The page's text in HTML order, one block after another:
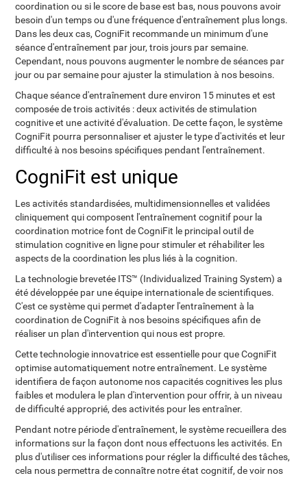
coordination ou si le score de base est bas, nous pouvons avoir
besoin d'un temps ou d'une fréquence d'entraînement plus longs.
Dans les deux cas, CogniFit recommande un minimum d'une
séance d'entraînement par jour, trois jours par semaine.
Cependant, nous pouvons augmenter le nombre de séances par
jour ou par semaine pour ajuster la stimulation à nos besoins.
Chaque séance d'entraînement dure environ 15 minutes et est
composée de trois activités : deux activités de stimulation
cognitive et une activité d'évaluation. De cette façon, le système
CogniFit pourra personnaliser et ajuster le type d'activités et leur
difficulté à nos besoins spécifiques pendant l'entraînement.
CogniFit est unique
Les activités standardisées, multidimensionnelles et validées
cliniquement qui composent l'entraînement cognitif pour la
coordination motrice font de CogniFit le principal outil de
stimulation cognitive en ligne pour stimuler et réhabiliter les
aspects de la coordination les plus liés à la cognition.
La technologie brevetée ITS™ (Individualized Training System) a
été développée par une équipe internationale de scientifiques.
C'est ce système qui permet d'adapter l'entraînement à la
coordination de CogniFit à nos besoins spécifiques afin de
réaliser un plan d'intervention qui nous est propre.
Cette technologie innovatrice est essentielle pour que CogniFit
optimise automatiquement notre entraînement. Le système
identifiera de façon autonome nos capacités cognitives les plus
faibles et modulera le plan d'intervention pour offrir, à un niveau
de difficulté approprié, des activités pour les entraîner.
Pendant notre période d'entraînement, le système recueillera des
informations sur la façon dont nous effectuons les activités. En
plus d'utiliser ces informations pour régler la difficulté des tâches,
cela nous permettra de connaître notre état cognitif, de voir nos